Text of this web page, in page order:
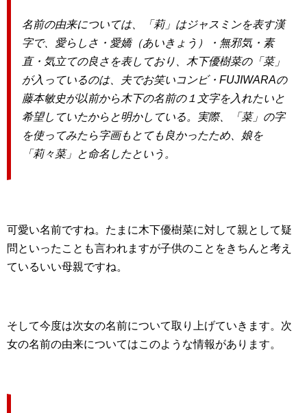
名前の由来については、「莉」はジャスミンを表す漢
字で、
愛らしさ・愛嬌（あいきょう）・無邪気・素
直・気立ての良さを表しており、 木下優樹菜の「菜」
が入っているのは、夫でお笑いコンビ・FUJIWARAの
藤本敏史が以前から木下の名前の１文字を入れたいと
希望していたから と明かしている。実際、「菜」の字
を使ってみたら字画もとても良かったため、娘を
「莉々菜」
と命名したという。
可愛い名前ですね。たまに木下優樹菜に対して親として疑
問といったことも言われますが子供のことをきちんと考え
ているいい母親ですね。
そして今度は次女の名前について取り上げていきます。次
女の名前の由来についてはこのような情報があります。